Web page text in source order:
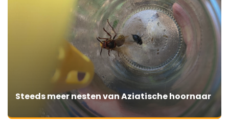
Steeds meer nesten van Aziatische hoornaar